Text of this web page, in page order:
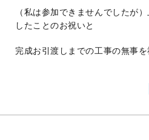
（私は参加できませんでしたが
したことのお祝いと
完成お引渡しまでの工事の無事を